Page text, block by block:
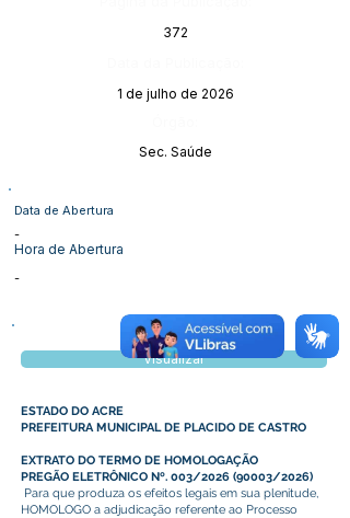
372
1 de julho de 2026
Sec. Saúde
Data de Abertura
-
Hora de Abertura
-
Visualizar
ESTADO DO ACRE
PREFEITURA MUNICIPAL DE PLACIDO DE CASTRO
EXTRATO DO TERMO DE HOMOLOGAÇÃO
PREGÃO ELETRÔNICO Nº. 003/2026 (90003/2026)
Para que produza os efeitos legais em sua plenitude,
HOMOLOGO a adjudicação referente ao Processo